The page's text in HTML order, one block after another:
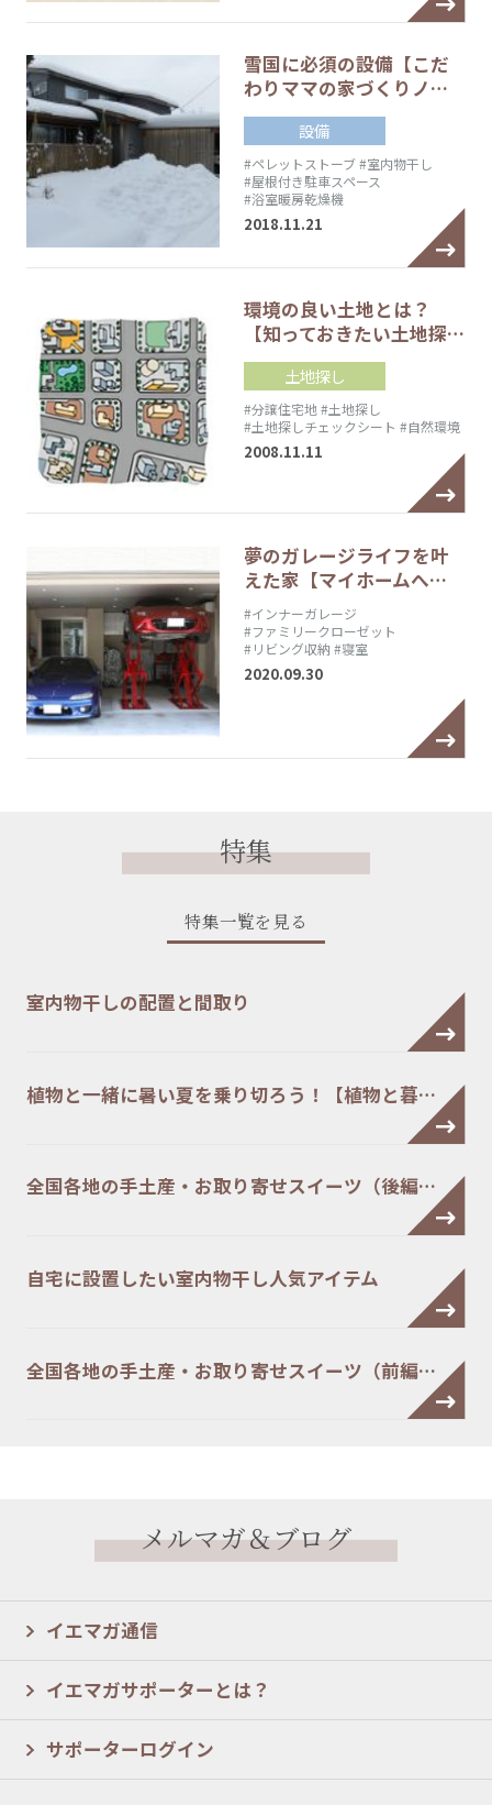
雪国に必須の設備【こだ
わりママの家づくりノ…
設備
#ペレットストーブ#室内物干し
#屋根付き駐車スペース
#浴室暖房乾燥機
2018.11.21
環境の良い土地とは？
【知っておきたい土地探…
土地探し
#分譲住宅地#土地探し
#土地探しチェックシート #自然環境
2008.11.11
夢のガレージライフを叶
えた家【マイホームへ…
#インナーガレージ
#ファミリークローゼット
#リビング収納 #寝室
2020.09.30
特集
特集一覧を見る
室内物干しの配置と間取り
植物と一緒に暑い夏を乗り切ろう！【植物と暮…
全国各地の手土産・お取り寄せスイーツ（後編…
自宅に設置したい室内物干し人気アイテム
全国各地の手土産・お取り寄せスイーツ（前編…
メルマガ＆ブログ
イエマガ通信
イエマガサポーターとは？
サポーターログイン